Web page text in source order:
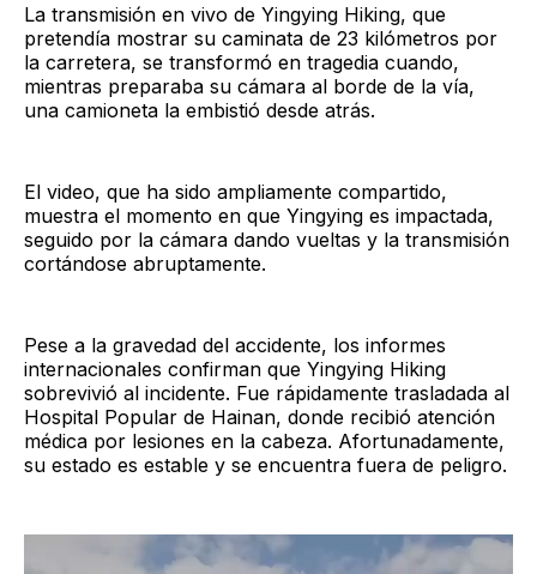
La transmisión en vivo de Yingying Hiking, que
pretendía mostrar su caminata de 23 kilómetros por
la carretera, se transformó en tragedia cuando,
mientras preparaba su cámara al borde de la vía,
una camioneta la embistió desde atrás.
El video, que ha sido ampliamente compartido,
muestra el momento en que Yingying es impactada,
seguido por la cámara dando vueltas y la transmisión
cortándose abruptamente.
Pese a la gravedad del accidente, los informes
internacionales confirman que Yingying Hiking
sobrevivió al incidente. Fue rápidamente trasladada al
Hospital Popular de Hainan, donde recibió atención
médica por lesiones en la cabeza. Afortunadamente,
su estado es estable y se encuentra fuera de peligro.